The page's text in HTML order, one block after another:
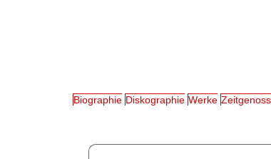
Biographie Diskographie Werke